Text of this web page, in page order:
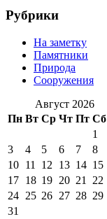
Рубрики
На заметку
Памятники
Природа
Сооружения
Август 2026
Пн Вт Ср Чт Пт Сб
1
3
4 5 6 7 8
10 11 12 13 14 15
17 18 19 20 21 22
24 25 26 27 28 29
31